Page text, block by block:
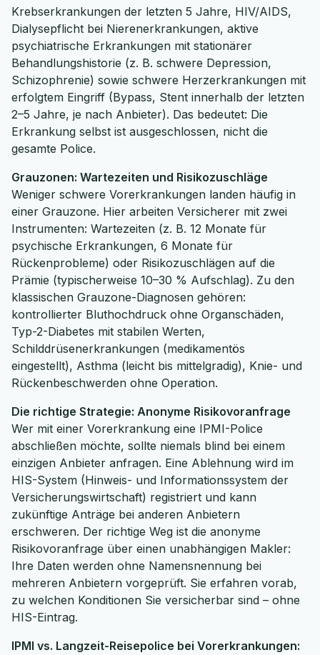
Krebserkrankungen der letzten 5 Jahre, HIV/AIDS,
Dialysepflicht bei Nierenerkrankungen, aktive
psychiatrische Erkrankungen mit stationärer
Behandlungshistorie (z. B. schwere Depression,
Schizophrenie) sowie schwere Herzerkrankungen mit
erfolgtem Eingriff (Bypass, Stent innerhalb der letzten
2–5 Jahre, je nach Anbieter). Das bedeutet: Die
Erkrankung selbst ist ausgeschlossen, nicht die
gesamte Police.
Grauzonen: Wartezeiten und Risikozuschläge
Weniger schwere Vorerkrankungen landen häufig in
einer Grauzone. Hier arbeiten Versicherer mit zwei
Instrumenten: Wartezeiten (z. B. 12 Monate für
psychische Erkrankungen, 6 Monate für
Rückenprobleme) oder Risikozuschlägen auf die
Prämie (typischerweise 10–30 % Aufschlag). Zu den
klassischen Grauzone-Diagnosen gehören:
kontrollierter Bluthochdruck ohne Organschäden,
Typ-2-Diabetes mit stabilen Werten,
Schilddrüsenerkrankungen (medikamentös
eingestellt), Asthma (leicht bis mittelgradig), Knie- und
Rückenbeschwerden ohne Operation.
Die richtige Strategie: Anonyme Risikovoranfrage
Wer mit einer Vorerkrankung eine IPMI-Police
abschließen möchte, sollte niemals blind bei einem
einzigen Anbieter anfragen. Eine Ablehnung wird im
HIS-System (Hinweis- und Informationssystem der
Versicherungswirtschaft) registriert und kann
zukünftige Anträge bei anderen Anbietern
erschweren. Der richtige Weg ist die anonyme
Risikovoranfrage über einen unabhängigen Makler:
Ihre Daten werden ohne Namensnennung bei
mehreren Anbietern vorgeprüft. Sie erfahren vorab,
zu welchen Konditionen Sie versicherbar sind – ohne
HIS-Eintrag.
IPMI vs. Langzeit-Reisepolice bei Vorerkrankungen: